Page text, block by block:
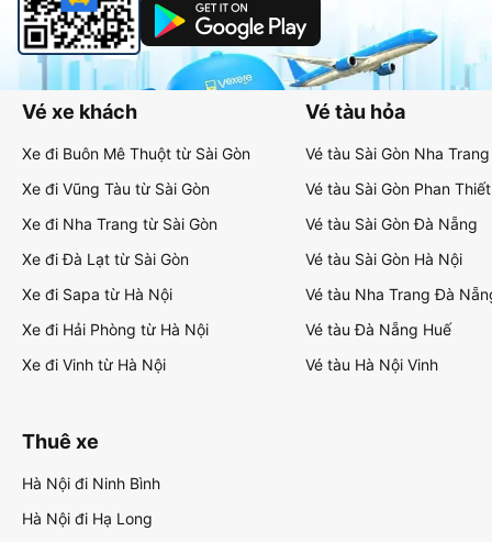
Vé xe khách
Xe đi Buôn Mê Thuột từ Sài Gòn
Xe đi Vũng Tàu từ Sài Gòn
Xe đi Nha Trang từ Sài Gòn
Xe đi Đà Lạt từ Sài Gòn
Xe đi Sapa từ Hà Nội
Xe đi Hải Phòng từ Hà Nội
Xe đi Vinh từ Hà Nội
Vé tàu hỏa
Vé tàu Sài Gòn Nha Trang
Vé tàu Sài Gòn Phan Thiết
Vé tàu Sài Gòn Đà Nẵng
Vé tàu Sài Gòn Hà Nội
Vé tàu Nha Trang Đà
Vé tàu Đà Nẵng Huế
Vé tàu Hà Nội Vinh
Thuê xe
Hà Nội đi Ninh Bình
Hà Nội đi Hạ Long